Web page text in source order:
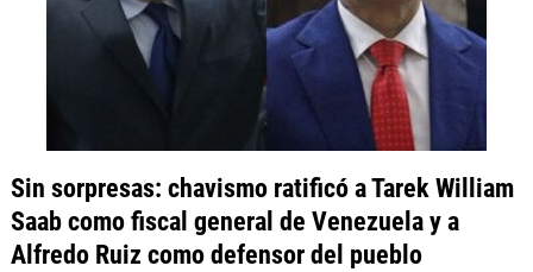
Sin sorpresas: chavismo ratificó a Tarek William
Saab como fiscal general de Venezuela y a
Alfredo Ruiz como defensor del pueblo